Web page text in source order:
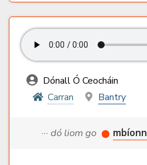
Dónall Ó Ceocháin
Carran
Bantry
··· dó liom go mbíonn